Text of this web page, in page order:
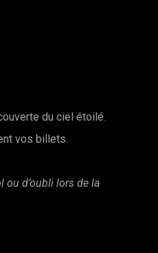
du ciel étoilé.
vos billets.
ou d’oubli lors de la